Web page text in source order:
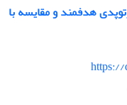
هدفمند و مقایسه با